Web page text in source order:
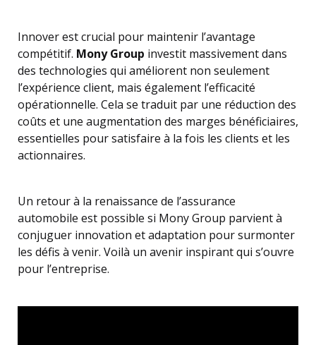
Innover est crucial pour maintenir l’avantage
compétitif. Mony Group investit massivement dans
des technologies qui améliorent non seulement
l’expérience client, mais également l’efficacité
opérationnelle. Cela se traduit par une réduction des
coûts et une augmentation des marges bénéficiaires,
essentielles pour satisfaire à la fois les clients et les
actionnaires.
Un retour à la renaissance de l’assurance
automobile est possible si Mony Group parvient à
conjuguer innovation et adaptation pour surmonter
les défis à venir. Voilà un avenir inspirant qui s’ouvre
pour l’entreprise.